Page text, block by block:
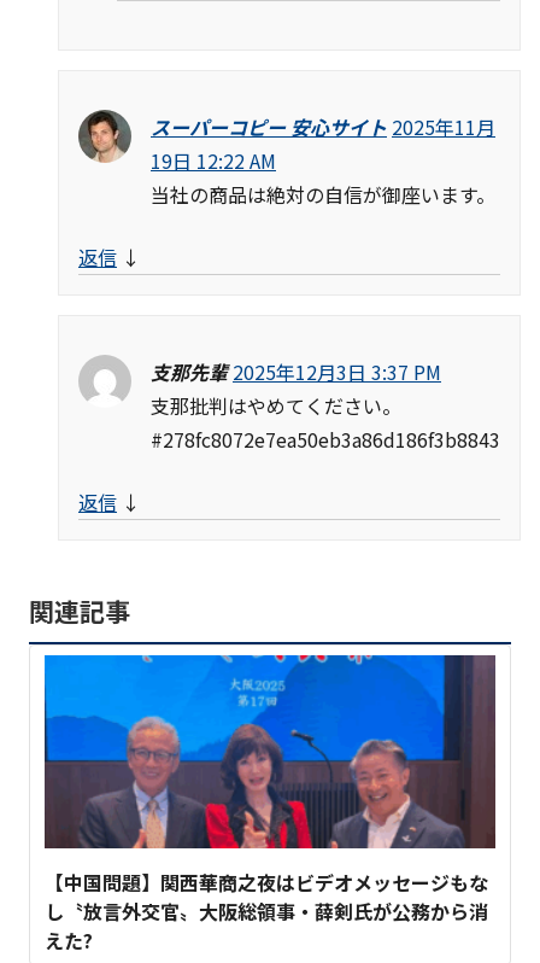
スーパーコピー 安心サイト 2025年11月
19日 12:22 AM
当社の商品は絶対の自信が御座います。
返信 ↓
支那先輩 2025年12月3日 3:37 PM
支那批判はやめてください。
#278fc8072e7ea50eb3a86d186f3b8843
返信 ↓
関連記事
【中国問題】関西華商之夜はビデオメッセージもな
し〝放言外交官〟大阪総領事・薛剣氏が公務から消
えた?